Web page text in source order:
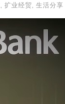
, 扩业经贸, 生活分享